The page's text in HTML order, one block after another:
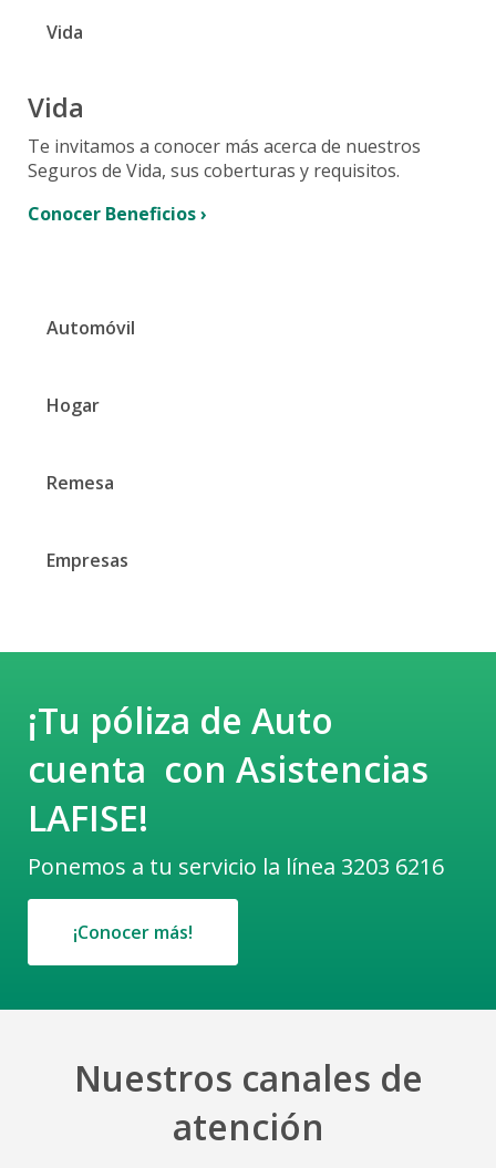
Informes de Transparencia
Leyes y normativas
Canales de Atención
Vida
Vida
Te invitamos a conocer más acerca de nuestros
Seguros de Vida, sus coberturas y requisitos.
Conocer Beneficios ›
Automóvil
Hogar
Remesa
Empresas
¡Tu póliza de Auto
cuenta con Asistencias
LAFISE!
Ponemos a tu servicio la línea 3203 6216
¡Conocer más!
Nuestros canales de
atención